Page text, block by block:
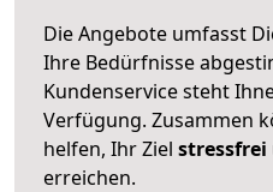
Die Angebote umfasst
Ihre Bedürfnisse
Kundenservice steht
Verfügung. Zusammen
helfen, Ihr Ziel
erreichen.